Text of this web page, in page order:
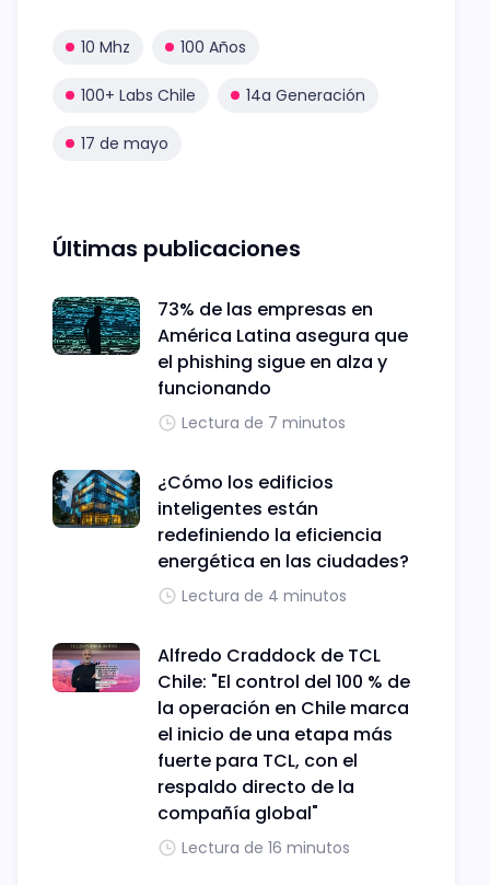
10 Mhz 100 Años
100+ Labs Chile 14a Generación
17 de mayo
Últimas publicaciones
73% de las empresas en
América Latina asegura que
el phishing sigue en alza y
funcionando
Lectura de 7 minutos
¿Cómo los edificios
inteligentes están
redefiniendo la eficiencia
energética en las ciudades?
Lectura de 4 minutos
Alfredo Craddock de TCL
Chile: "El control del 100 % de
la operación en Chile marca
el inicio de una etapa más
fuerte para TCL, con el
respaldo directo de la
compañía global"
Lectura de 16 minutos